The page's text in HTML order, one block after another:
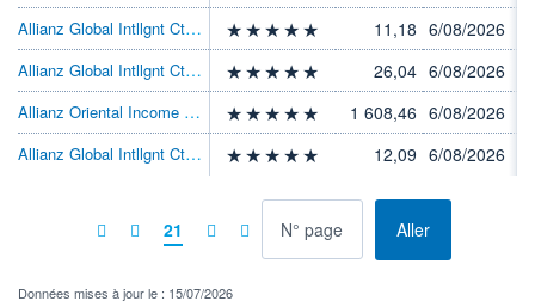
Allianz Global Intllgnt Cts IncAMgHKD
11,18 6/08/2026
Allianz Global Intllgnt Cts Inc AT HKD
26,04 6/08/2026
Allianz Oriental Income WT EUR
1 608,46 6/08/2026
Allianz Global Intllgnt Cts IncAMH2GBP
12,09 6/08/2026
21 Allerà la page
Données mises à jour le : 15/07/2026